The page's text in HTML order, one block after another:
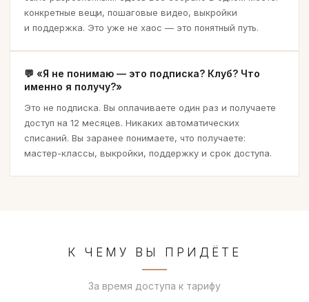
конкретные вещи, пошаговые видео, выкройки
и поддержка. Это уже не хаос — это понятный путь.
«Я не понимаю — это подписка? Клуб? Что
именно я получу?»
Это не подписка. Вы оплачиваете один раз и получаете
доступ на 12 месяцев. Никаких автоматических
списаний. Вы заранее понимаете, что получаете:
мастер-классы, выкройки, поддержку и срок доступа.
К ЧЕМУ ВЫ ПРИДЁТЕ
За время доступа к тарифу